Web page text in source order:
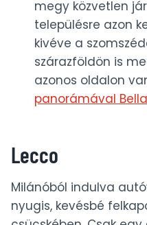
megy közvetlen
településre azon
kivéve a
szárazföldön is
azonos oldalon
panorámával
Lecco
Milánóból indulva
nyugis, kevésbé